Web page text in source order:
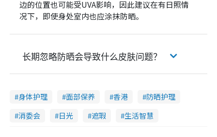
边的位置也可能受UVA影响，因此建议在有日照情
况下，即使身处室内也应涂抹防晒。
长期忽略防晒会导致什么皮肤问题？
身体护理 面部保养 香港
防晒护理
消委会
日光 遮瑕 生活智慧